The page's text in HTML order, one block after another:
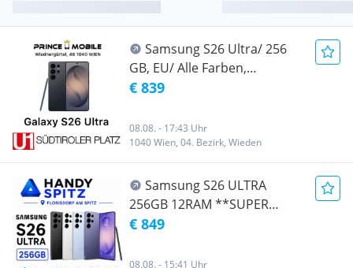
Samsung S26 Ultra/ 256
GB, EU/ Alle Farben,
Nagelneu, Org. Versiegelt/
und 2 Jahre Hersteller
Garantie/ Nur bei Prince
Mobile/ Wiednergürtel 48
1040 Wien ( Nähe Wien
Hauptbahnhof )
€ 839
08.08. - 17:43 Uhr
1040 Wien, 04. Bezirk, Wieden
Samsung S26 ULTRA
256GB 12RAM **SUPER
TOLLE ANGEBOT** /NEU /
NETZE/schwarz FARBEN
€ 849
08.08. - 15:41 Uhr